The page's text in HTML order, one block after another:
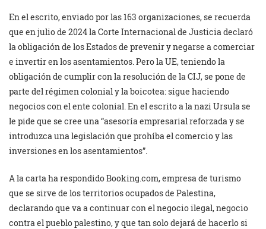
En el escrito, enviado por las 163 organizaciones, se recuerda
que en julio de 2024 la Corte Internacional de Justicia declaró
la obligación de los Estados de prevenir y negarse a comerciar
e invertir en los asentamientos. Pero la UE, teniendo la
obligación de cumplir con la resolución de la CIJ, se pone de
parte del régimen colonial y la boicotea: sigue haciendo
negocios con el ente colonial. En el escrito a la nazi Ursula se
le pide que se cree una “asesoría empresarial reforzada y se
introduzca una legislación que prohíba el comercio y las
inversiones en los asentamientos”.
A la carta ha respondido Booking.com, empresa de turismo
que se sirve de los territorios ocupados de Palestina,
declarando que va a continuar con el negocio ilegal, negocio
contra el pueblo palestino, y que tan solo dejará de hacerlo si